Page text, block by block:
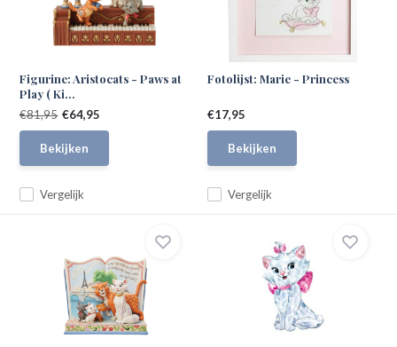
Figurine: Aristocats - Paws at
Play ( Ki...
Vergelijk
€81,95 €64,95
Bekijken
Fotolijst: Marie - Princess
Vergelijk
€17,95
Bekijken